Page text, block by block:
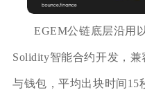
EGEM公链底层沿用
Solidity智能合约开发，
与钱包，平均出块时间15